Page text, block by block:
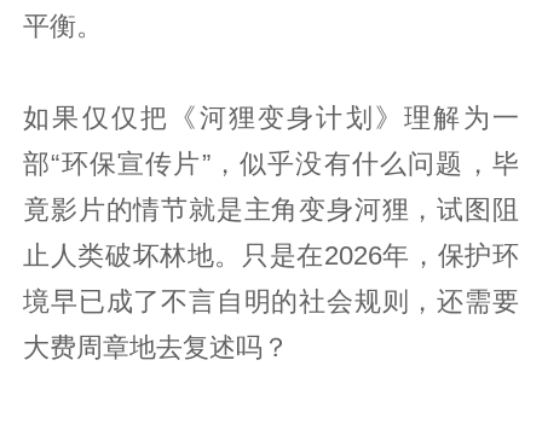
平衡。
如果仅仅把《河狸变身计划》理解为一
部“环保宣传片”，似乎没有什么问题，毕
竟影片的情节就是主角变身河狸，试图阻
止人类破坏林地。只是在2026年，保护环
境早已成了不言自明的社会规则，还需要
大费周章地去复述吗？